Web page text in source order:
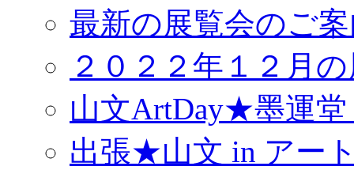
最新の展覧会のご
２０２２年１２月
山文ArtDay★墨運
出張★山文 in アー